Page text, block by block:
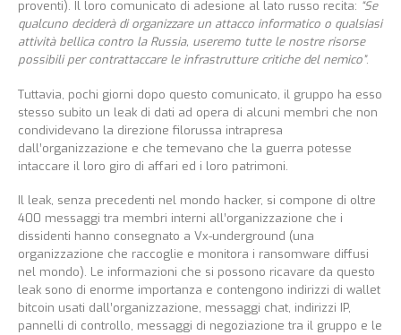
proventi). Il loro comunicato di adesione al lato russo recita: “Se
qualcuno deciderà di organizzare un attacco informatico o qualsiasi
attività bellica contro la Russia, useremo tutte le nostre risorse
possibili per contrattaccare le infrastrutture critiche del nemico”.
Tuttavia, pochi giorni dopo questo comunicato, il gruppo ha esso
stesso subito un leak di dati ad opera di alcuni membri che non
condividevano la direzione filorussa intrapresa
dall’organizzazione e che temevano che la guerra potesse
intaccare il loro giro di affari ed i loro patrimoni.
Il leak, senza precedenti nel mondo hacker, si compone di oltre
400 messaggi tra membri interni all’organizzazione che i
dissidenti hanno consegnato a Vx-underground (una
organizzazione che raccoglie e monitora i ransomware diffusi
nel mondo). Le informazioni che si possono ricavare da questo
leak sono di enorme importanza e contengono indirizzi di wallet
bitcoin usati dall’organizzazione, messaggi chat, indirizzi IP,
pannelli di controllo, messaggi di negoziazione tra il gruppo e le